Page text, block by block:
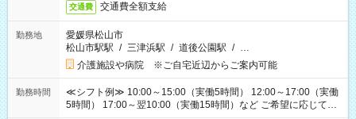
交通費 交通費全額支給
勤務地
愛媛県松山市
松山市駅駅 / 三津浜駅 / 道後公園駅 / …
介護施設や病院 ※ご自宅近辺からご案内可能
勤務時間
≪シフト例≫ 10:00～15:00（実働5時間） 12:00～17:00（実働
5時間） 17:00～翌10:00（実働15時間）など ご希望に応じて、